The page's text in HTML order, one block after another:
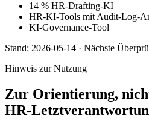
14 % HR-Drafting-KI
HR-KI-Tools mit Audit-Log-
KI-Governance-Tool
Stand: 2026-05-14 · Nächste
Hinweis zur Nutzung
Zur Orientierung,
HR-